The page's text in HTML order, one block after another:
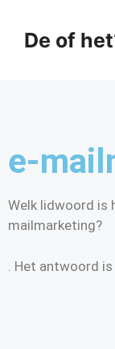
De of
e-
Welk lidwoord is
mailmarketing?
. Het antwoord is